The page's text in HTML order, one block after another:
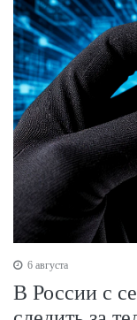
6 августа
В России с